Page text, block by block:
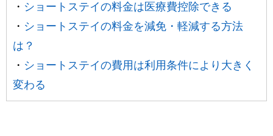
・ ショートステイの料金は医療費控除できる
・ ショートステイの料金を減免・軽減する方法
は？
・ ショートステイの費用は利用条件により大きく
変わる